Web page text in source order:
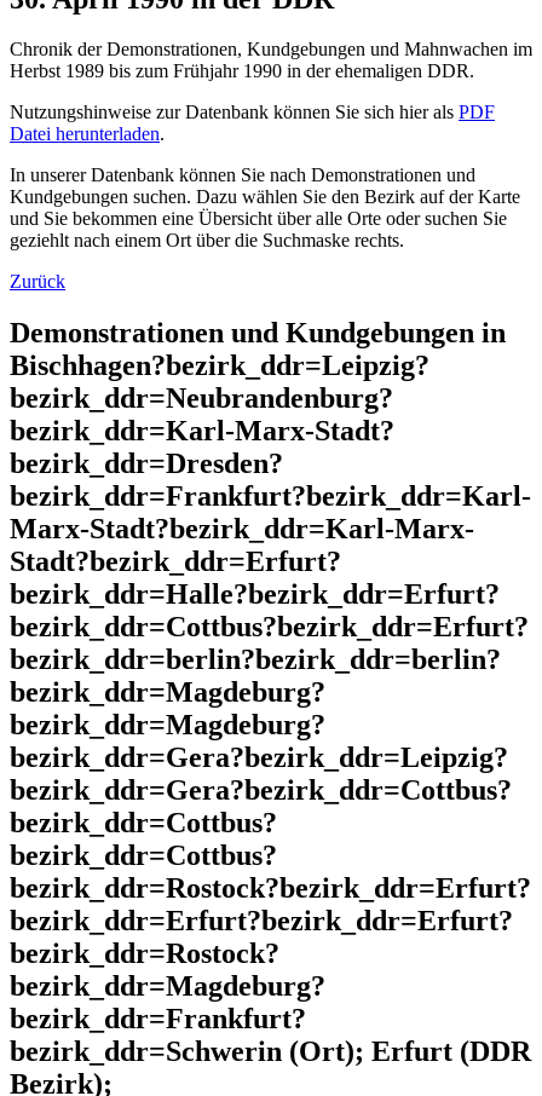
Chronik der Demonstrationen, Kundgebungen und Mahnwachen im
Herbst 1989 bis zum Frühjahr 1990 in der ehemaligen DDR.
Nutzungshinweise zur Datenbank können Sie sich hier als PDF
Datei herunterladen.
In unserer Datenbank können Sie nach Demonstrationen und
Kundgebungen suchen. Dazu wählen Sie den Bezirk auf der Karte
und Sie bekommen eine Übersicht über alle Orte oder suchen Sie
geziehlt nach einem Ort über die Suchmaske rechts.
Zurück
Demonstrationen und Kundgebungen in
Bischhagen?bezirk_ddr=Leipzig?
bezirk_ddr=Neubrandenburg?
bezirk_ddr=Karl-Marx-Stadt?
bezirk_ddr=Dresden?
bezirk_ddr=Frankfurt?bezirk_ddr=Karl-
Marx-Stadt?bezirk_ddr=Karl-Marx-
Stadt?bezirk_ddr=Erfurt?
bezirk_ddr=Halle?bezirk_ddr=Erfurt?
bezirk_ddr=Cottbus?bezirk_ddr=Erfurt?
bezirk_ddr=berlin?bezirk_ddr=berlin?
bezirk_ddr=Magdeburg?
bezirk_ddr=Magdeburg?
bezirk_ddr=Gera?bezirk_ddr=Leipzig?
bezirk_ddr=Gera?bezirk_ddr=Cottbus?
bezirk_ddr=Cottbus?
bezirk_ddr=Cottbus?
bezirk_ddr=Rostock?bezirk_ddr=Erfurt?
bezirk_ddr=Erfurt?bezirk_ddr=Erfurt?
bezirk_ddr=Rostock?
bezirk_ddr=Magdeburg?
bezirk_ddr=Frankfurt?
bezirk_ddr=Schwerin (Ort); Erfurt (DDR
Bezirk);